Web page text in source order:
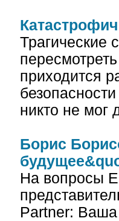
Трагические
приходится
никто не мог
Борис
На вопросы
Partner: Ваша